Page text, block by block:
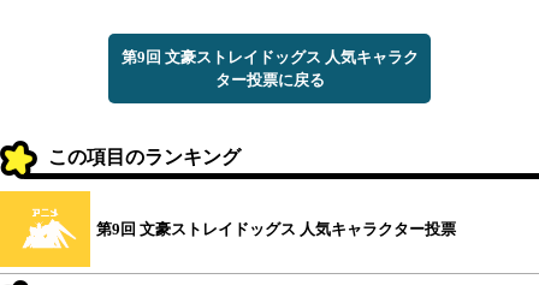
第9回 文豪ストレイドッグス 人気キャラク
ター投票に戻る
この項目のランキング
第9回 文豪ストレイドッグス 人気キャラクター投票